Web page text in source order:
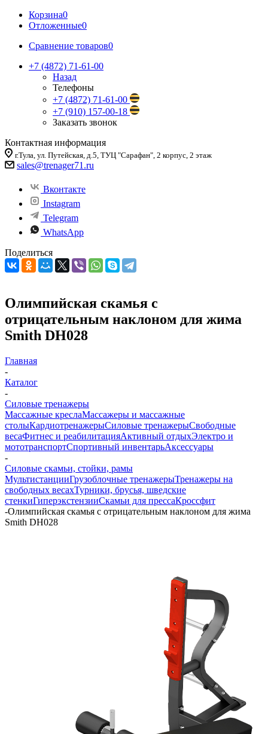
Корзина0
Отложенные0
Сравнение товаров0
+7 (4872) 71-61-00
Назад
Телефоны
+7 (4872) 71-61-00
+7 (910) 157-00-18
Заказать звонок
Контактная информация
г.Тула, ул. Путейская, д.5, ТУЦ "Сарафан", 2 корпус, 2 этаж
sales@trenager71.ru
Вконтакте
Instagram
Telegram
WhatsApp
Поделиться
Олимпийская скамья с
отрицательным наклоном для жима
Smith DH028
Главная
-
Каталог
-
Силовые тренажеры
Массажные креслаМассажеры и массажные
столыКардиотренажерыСиловые тренажерыСвободные
весаФитнес и реабилитацияАктивный отдыхЭлектро и
мототранспортСпортивный инвентарьАксессуары
-
Силовые скамьи, стойки, рамы
МультистанцииГрузоблочные тренажерыТренажеры на
свободных весахТурники, брусья, шведские
стенкиГиперэкстензииСкамьи для прессаКроссфит
-Олимпийская скамья с отрицательным наклоном для жима
Smith DH028